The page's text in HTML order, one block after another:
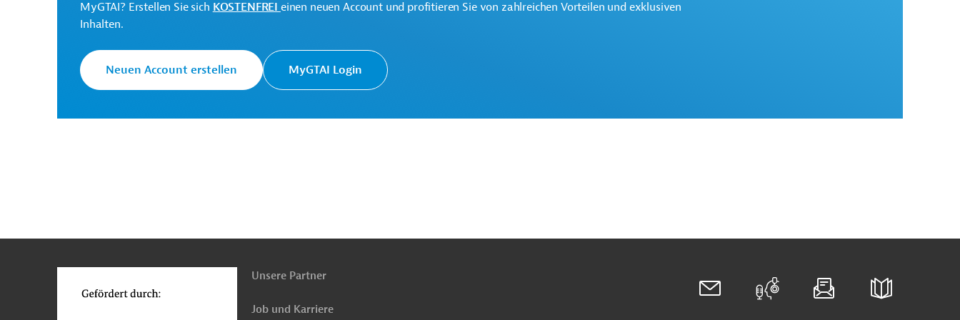
Initiative
Développement (ID)
Projektträger
Benin Senegal Tschad
Natur- und Artenschutz, Ressourcenschonung
MyGTAI? Erstellen Sie sich KOSTENFREI einen neuen Account und profitieren Sie von zahlreichen Vorteilen und exklusiven
Inhalten.
Neuen Account erstellen MyGTAI Login
oben
Unsere Partner
Job und Karriere